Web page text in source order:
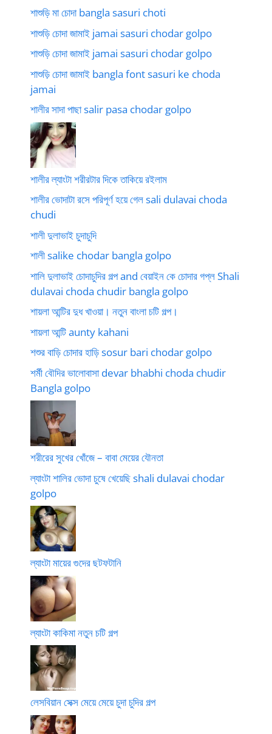
শাশুড়ি মা চোদা bangla sasuri choti
শাশুড়ি চোদা জামাই jamai sasuri chodar golpo
শাশুড়ি চোদা জামাই jamai sasuri chodar golpo
শাশুড়ি চোদা জামাই bangla font sasuri ke choda
jamai
শালীর সাদা পাছা salir pasa chodar golpo
শালীর ল্যাংটা শরীরটার দিকে তাকিয়ে রইলাম
শালীর ভোদাটা রসে পরিপূর্ণ হয়ে গেল sali dulavai choda
chudi
শালী দুলাভাই চুদাচুদি
শালী salike chodar bangla golpo
শালি দুলাভাই চোদাচুদির গল্প and বেয়াইন কে চোদার গপ্ল Shali
dulavai choda chudir bangla golpo
শায়লা আন্টির দুধ খাওয়া। নতুন বাংলা চটি গল্প।
শায়লা আন্টি aunty kahani
শশুর বাড়ি চোদার হাড়ি sosur bari chodar golpo
শর্মী বৌদির ভালোবাসা devar bhabhi choda chudir
Bangla golpo
শরীরের সুখের খোঁজে – বাবা মেয়ের যৌনতা
ল্যাংটা শালির ভোদা চুষে খেয়েছি shali dulavai chodar
golpo
ল্যাংটা মায়ের গুদের ছটফটানি
ল্যাংটা কাকিমা নতুন চটি গল্প
লেসবিয়ান সেক্স মেয়ে মেয়ে চুদা চুদির গল্প